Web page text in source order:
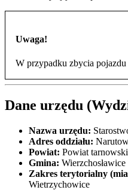
Uwaga!
W przypadku zbycia
Dane urzędu
Nazwa urzędu:
Adres oddziału:
Powiat: Powiat tarnowski
Gmina: Wierzchosławice
Zakres terytorialny
Wietrzychowice